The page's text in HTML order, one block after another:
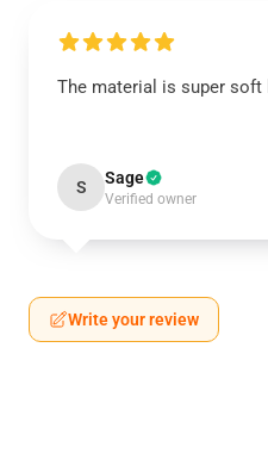
The material is super soft
S Sage
Verified owner
Write your review